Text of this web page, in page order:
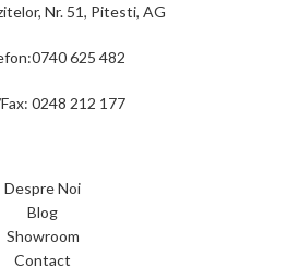
Nr. 51, Pitesti, AG
625 482
0248 212 177
Despre Noi
Blog
Showroom
Contact